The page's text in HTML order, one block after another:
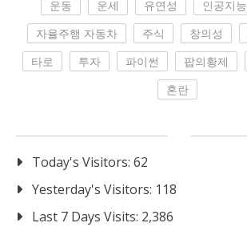
운동
운세 유연성 인공지능
자율주행 자동차
주식 창의성
타로
투자 파이썬 팝의황제
혼란
Today's Visitors: 62
Yesterday's Visitors: 118
Last 7 Days Visits: 2,386